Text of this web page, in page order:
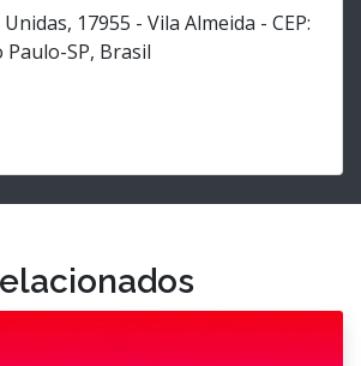
17955 - Vila Almeida - CEP:
Paulo-SP, Brasil